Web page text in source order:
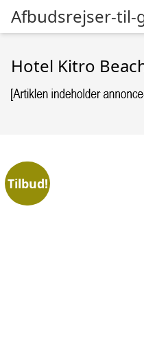
Afbudsrejser-
Hotel Kitro
Tilbud!